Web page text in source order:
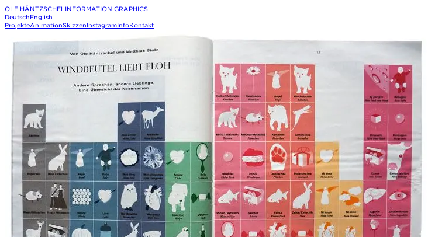
OLE HÄNTZSCHEL INFORMATION GRAPHICS
DeutschEnglish
ProjekteAnimationSkizzenInstagramInfoKontakt